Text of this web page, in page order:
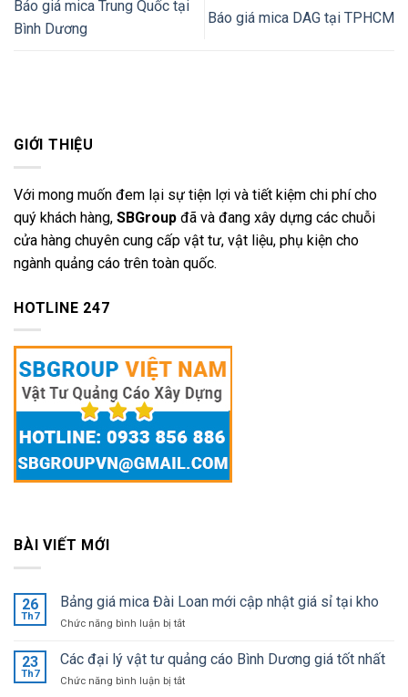
GIỚI THIỆU
Với mong muốn đem lại sự tiện lợi và tiết kiệm chi phí cho
quý khách hàng, SBGroup đã và đang xây dựng các chuỗi
cửa hàng chuyên cung cấp vật tư, vật liệu, phụ kiện cho
ngành quảng cáo trên toàn quốc.
HOTLINE 247
BÀI VIẾT MỚI
26
Th7
Bảng giá mica Đài Loan mới cập nhật giá sỉ tại kho
Chức năng bình luận bị tắtở
giá
mica
Đài
23
Th7
Các đại lý vật tư quảng cáo Bình Dương giá tốt nhất
Chức năng bình luận bị tắtở
Báo giá mica Trung Quốc tại
Bình Dương
Báo giá mica DAG tại TPHCM